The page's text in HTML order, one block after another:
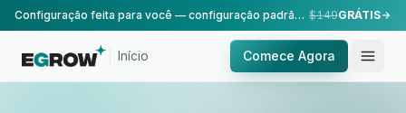
Configuração feita para você — configuração padrão, realizada pela nossa equipe. $149GRÁTIS
Início Comece Agora